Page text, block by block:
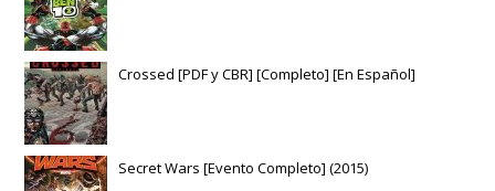
Crossed [PDF y CBR] [Completo] [En Español]
Secret Wars [Evento Completo] (2015)